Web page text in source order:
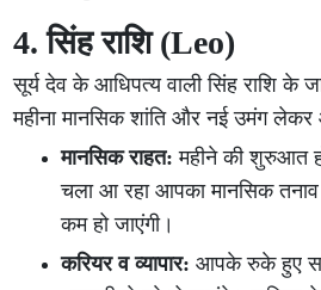
4. सिंह राशि (Leo)
सूर्य देव के आधिपत्य वाली सिंह राशि के
महीना मानसिक शांति और नई उमंग लेकर
मानसिक राहत: महीने की शुरुआत
चला आ रहा आपका मानसिक
कम हो जाएंगी।
करियर व व्यापार: आपके रुके हुए